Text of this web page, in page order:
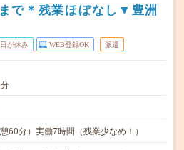
で＊残業ほぼなし▼豊洲
が休み WEB登録OK 派遣
60分）実働7時間（残業少なめ！）